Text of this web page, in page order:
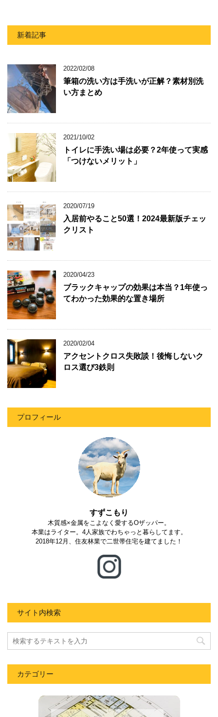
新着記事
2022/02/08
筆箱の洗い方は手洗いが正解？素材別洗
い方まとめ
2021/10/02
トイレに手洗い場は必要？2年使って実感
「つけないメリット」
2020/07/19
入居前やること50選！2024最新版チェッ
クリスト
2020/04/23
ブラックキャップの効果は本当？1年使っ
てわかった効果的な置き場所
2020/02/04
アクセントクロス失敗談！後悔しないク
ロス選び3鉄則
プロフィール
すずこもり
木質感×金属をこよなく愛するOザッパー。
本業はライター。4人家族でわちゃっと暮らしてます。
2018年12月、住友林業で二世帯住宅を建てました！
サイト内検索
カテゴリー